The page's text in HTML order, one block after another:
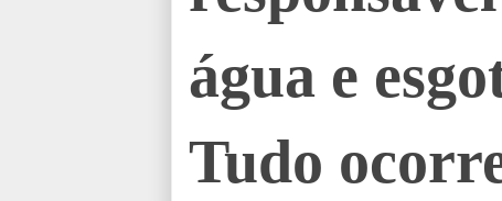
água e
Tudo